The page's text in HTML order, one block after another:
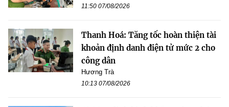
11:50 07/08/2026
Thanh Hoá: Tăng tốc hoàn thiện tài
khoản định danh điện tử mức 2 cho
công dân
Hương Trà
10:13 07/08/2026